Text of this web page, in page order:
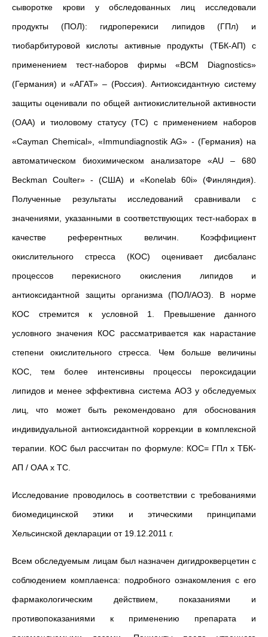
сыворотке крови у обследованных лиц исследовали
продукты (ПОЛ): гидроперекиси липидов (ГПл) и
тиобарбитуровой кислоты активные продукты (ТБК-АП) с
применением тест-наборов фирмы «BCM Diagnostics»
(Германия) и «АГАТ» – (Россия). Антиоксидантную систему
защиты оценивали по общей антиокислительной активности
(ОАА) и тиоловому статусу (ТС) с применением наборов
«Cayman Chemical», «Immundiagnostik AG» - (Германия) на
автоматическом биохимическом анализаторе «AU – 680
Beckman Coulter» - (США) и «Konelab 60i» (Финляндия).
Полученные результаты исследований сравнивали с
значениями, указанными в соответствующих тест-наборах в
качестве референтных величин. Коэффициент
окислительного стресса (КОС) оценивает дисбаланс
процессов перекисного окисления липидов и
антиоксидантной защиты организма (ПОЛ/АОЗ). В норме
КОС стремится к условной 1. Превышение данного
условного значения КОС рассматривается как нарастание
степени окислительного стресса. Чем больше величины
КОС, тем более интенсивны процессы пероксидации
липидов и менее эффективна система АОЗ у обследуемых
лиц, что может быть рекомендовано для обоснования
индивидуальной антиоксидантной коррекции в комплексной
терапии. КОС был рассчитан по формуле: КОС= ГПл х ТБК-
АП / ОАА х ТС.
Исследование проводилось в соответствии с требованиями
биомедицинской этики и этическими принципами
Хельсинской декларации от 19.12.2011 г.
Всем обследуемым лицам был назначен дигидрокверцетин с
соблюдением комплаенса: подробного ознакомления с его
фармакологическим действием, показаниями и
противопоказаниями к применению препарата и